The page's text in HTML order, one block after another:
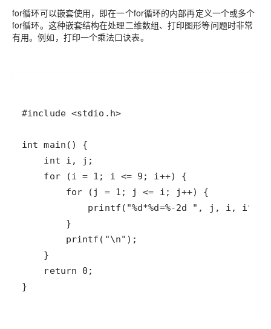
for循环可以嵌套使用，即在一个for循环的内部再定义一个或多个
for循环。这种嵌套结构在处理二维数组、打印图形等问题时非常
有用。例如，打印一个乘法口诀表。
#include <stdio.h>
}